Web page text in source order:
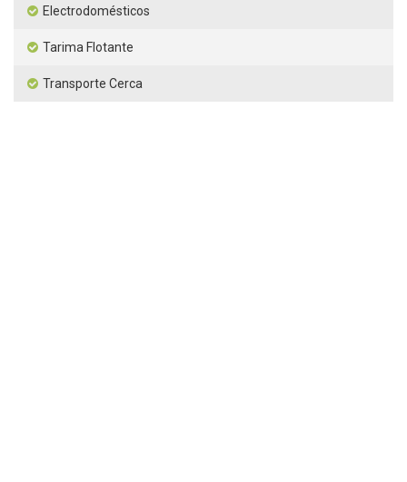
Electrodomésticos
Tarima Flotante
Transporte Cerca